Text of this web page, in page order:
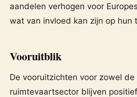
aandelen verhogen voor
wat van invloed kan zijn op hun
Vooruitblik
De vooruitzichten voor zowel
ruimtevaartsector blijven